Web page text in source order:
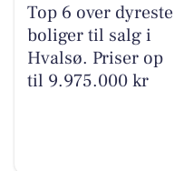
Top 6 over dyreste
boliger til salg i
Hvalsø. Priser op
til 9.975.000 kr